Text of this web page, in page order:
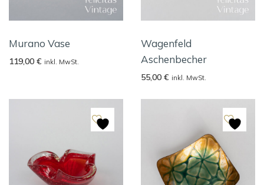
Murano Vase
119,00 € inkl. MwSt.
Wagenfeld
Aschenbecher
55,00 € inkl. MwSt.